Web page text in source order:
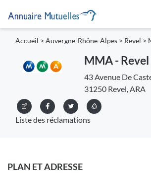
Accueil > Auvergne-Rhône-Alpes > Revel >
MMA - Revel
43 Avenue De
31250 Revel, ARA
Liste des réclamations
PLAN ET ADRESSE